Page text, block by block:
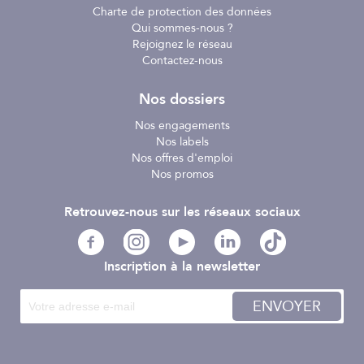
Charte de protection des données
Qui sommes-nous ?
Rejoignez le réseau
Contactez-nous
Nos dossiers
Nos engagements
Nos labels
Nos offres d'emploi
Nos promos
Inscription à la newsletter
ENVOYER
Retrouvez-nous sur les réseaux sociaux